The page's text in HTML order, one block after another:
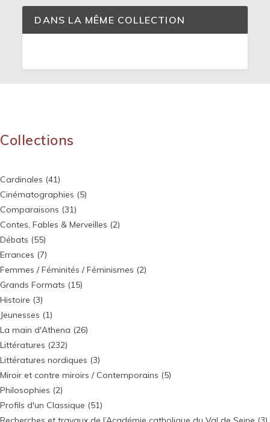
DANS LA MÊME COLLECTION
Collections
Cardinales (41)
Cinématographies (5)
Comparaisons (31)
Contes, Fables & Merveilles (2)
Débats (55)
Errances (7)
Femmes / Féminités / Féminismes (2)
Grands Formats (15)
Histoire (3)
Jeunesses (1)
La main d'Athena (26)
Littératures (232)
Littératures nordiques (3)
Miroir et contre miroirs / Contemporains (5)
Philosophies (2)
Profils d'un Classique (51)